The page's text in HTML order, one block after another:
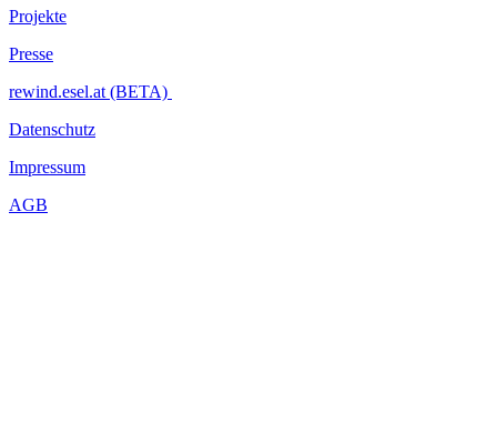
Projekte
Presse
rewind.esel.at (BETA)
Datenschutz
Impressum
AGB